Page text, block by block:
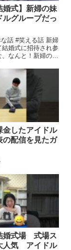
婚式】新婦の妹
ルグループだっ
話 #笑える話 新婦
婚式に招待され参
なんと！新婦の妹
金したアイドル
の配信を見たガ
婚式場 式場ス
人気 アイドル